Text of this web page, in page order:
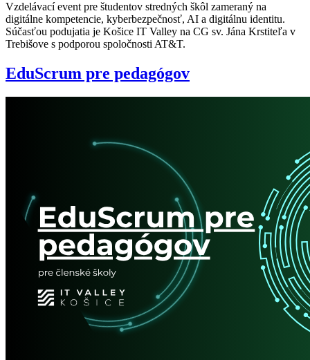
Vzdelávací event pre študentov stredných škôl zameraný na
digitálne kompetencie, kyberbezpečnosť, AI a digitálnu identitu.
Súčasťou podujatia je Košice IT Valley na CG sv. Jána Krstiteľa v
Trebišove s podporou spoločnosti AT&T.
EduScrum pre pedagógov